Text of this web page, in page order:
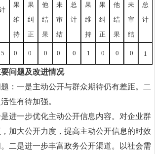
果
维
持
果
纠
正
他
结
果
未
审
结
总
计
果
维
持
果
纠
正
他
结
果
未
审
结
总
计
5 0 0 0 0 0 1 0 0 0 1
问题及改进情况
一是主动公开与群众期待仍有差距。二
性有待加强。
一步优化主动公开信息内容。对企业群
加大公开力度，提高主动公开信息的时效
二是进一步丰富政务公开渠道。以社会需